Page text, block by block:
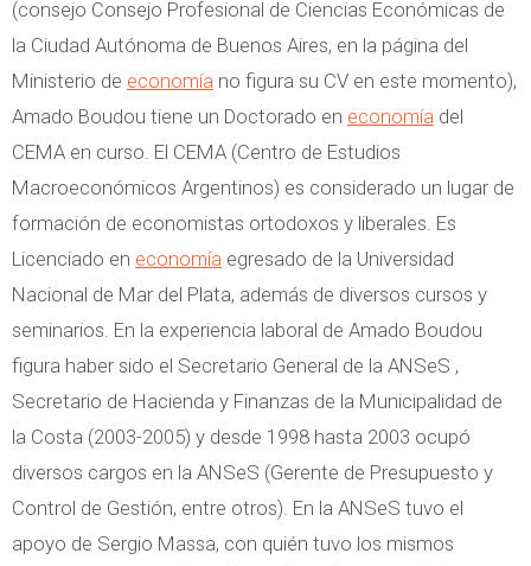
(consejo Consejo Profesional de Ciencias Económicas de
la Ciudad Autónoma de Buenos Aires, en la página del
Ministerio de economía no figura su CV en este momento),
Amado Boudou tiene un Doctorado en economía del
CEMA en curso. El CEMA (Centro de Estudios
Macroeconómicos Argentinos) es considerado un lugar de
formación de economistas ortodoxos y liberales. Es
Licenciado en economía egresado de la Universidad
Nacional de Mar del Plata, además de diversos cursos y
seminarios. En la experiencia laboral de Amado Boudou
figura haber sido el Secretario General de la ANSeS ,
Secretario de Hacienda y Finanzas de la Municipalidad de
la Costa (2003-2005) y desde 1998 hasta 2003 ocupó
diversos cargos en la ANSeS (Gerente de Presupuesto y
Control de Gestión, entre otros). En la ANSeS tuvo el
apoyo de Sergio Massa, con quién tuvo los mismos